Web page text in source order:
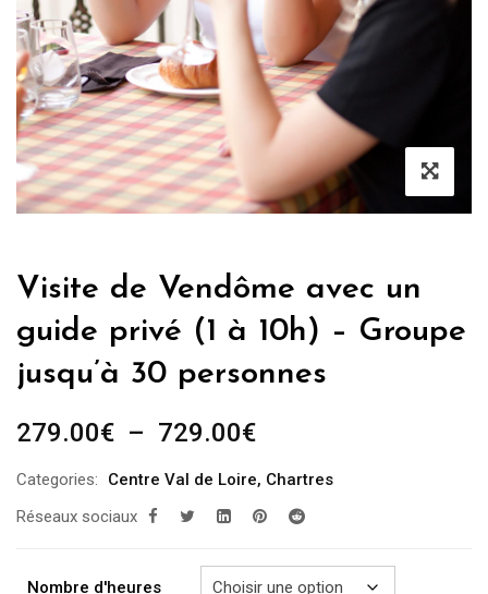
Visite de Vendôme avec un
guide privé (1 à 10h) – Groupe
jusqu’à 30 personnes
279.00€ – 729.00€Plage
prix :
279.00€
729.00€
Categories: Centre Val de Loire, Chartres
Réseaux sociaux
Nombre d'heures